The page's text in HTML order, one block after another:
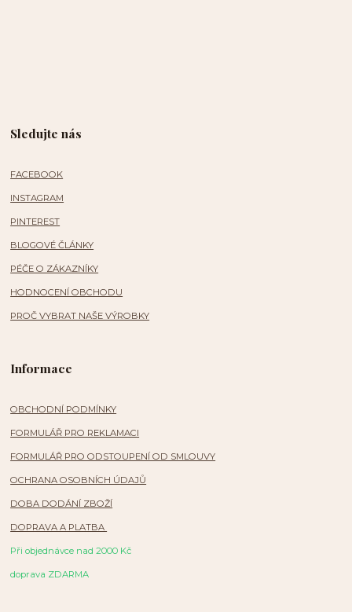
Sledujte nás
FACEBOOK
INSTAGRAM
PINTEREST
BLOGOVÉ ČLÁNKY
PÉČE O ZÁKAZNÍKY
HODNOCENÍ OBCHODU
PROČ VYBRAT NAŠE VÝROBKY
Informace
OBCHODNÍ PODMÍNKY
FORMULÁŘ PRO REKLAMACI
FORMULÁŘ PRO ODSTOUPENÍ OD SMLOUVY
OCHRANA OSOBNÍCH ÚDAJŮ
DOBA DODÁNÍ ZBOŽÍ
DOPRAVA A PLATBA
Při objednávce nad 2000 Kč
doprava ZDARMA